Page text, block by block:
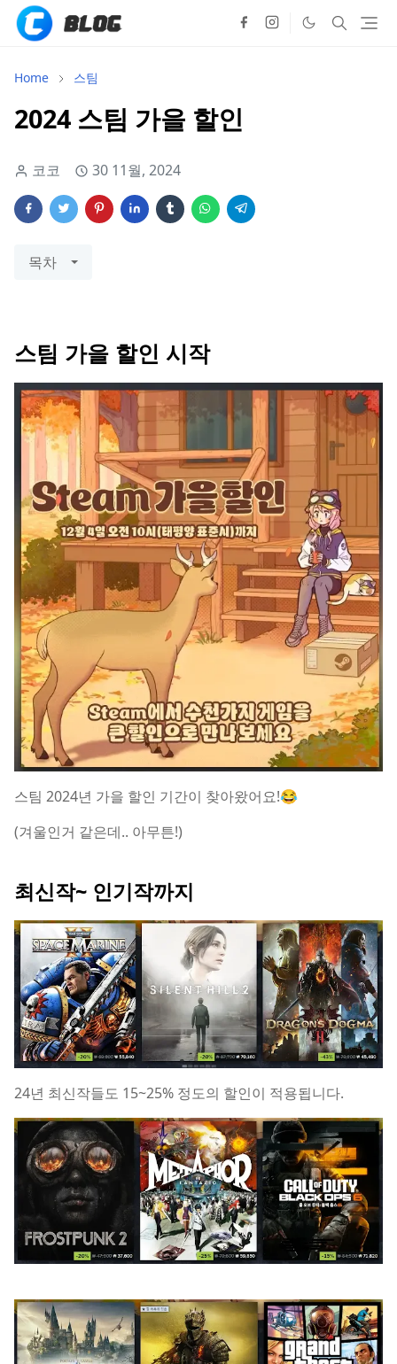
Home 스팀
2024 스팀 가을 할인
코코 30 11월, 2024
목차
스팀 가을 할인 시작
스팀 2024년 가을 할인 기간이 찾아왔어요!😂
(겨울인거 같은데.. 아무튼!)
최신작~ 인기작까지
24년 최신작들도 15~25% 정도의 할인이 적용됩니다.